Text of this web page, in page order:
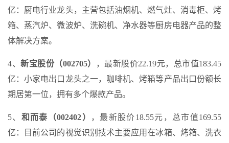
亿：厨电行业龙头，主营包括油烟机、燃气灶、消毒柜、烤
箱、蒸汽炉、微波炉、洗碗机、净水器等厨房电器产品的整
体解决方案。
4、 新宝股份（002705）
，最新股价22.19元，总市值183.45
亿：小家电出口龙头之一，咖啡机、烤箱等产品出口份额长
期居第一位，拥有多个爆款产品。
5、 和而泰（002402）
，最新股价18.55元，总市值169.55
亿：目前公司的视觉识别技术主要应用在冰箱、烤箱、洗衣